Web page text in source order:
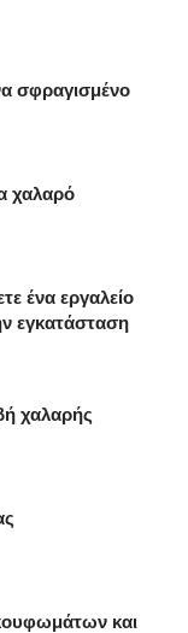
σφραγισμένο
χαλαρό
ένα εργαλείο
εγκατάσταση
χαλαρής
και